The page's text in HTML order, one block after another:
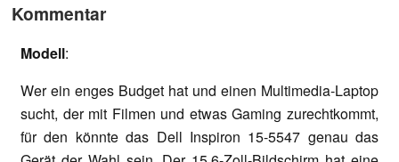
Kommentar
Modell:
Wer ein enges Budget hat und einen Multimedia-Laptop
sucht, der mit Filmen und etwas Gaming zurechtkommt,
für den könnte das Dell Inspiron 15-5547 genau das